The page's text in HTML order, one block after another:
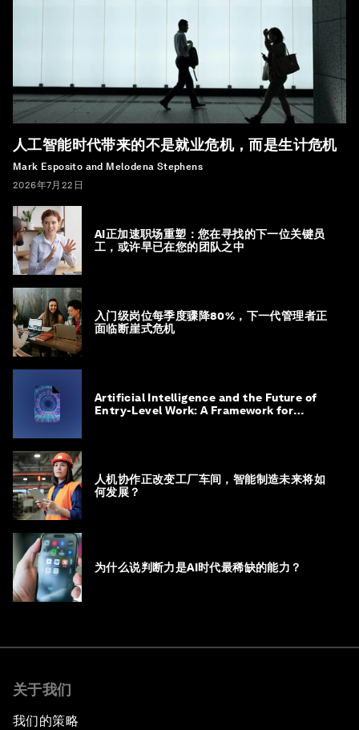
人工智能时代带来的不是就业危机，而是生计危机
Mark Esposito and Melodena Stephens
2026年7月22日
AI正加速职场重塑：您在寻找的下一位关键员
工，或许早已在您的团队之中
入门级岗位每季度骤降80%，下一代管理者正
面临断崖式危机
Artificial Intelligence and the Future of
Entry-Level Work: A Framework for
人机协作正改变工厂车间，智能制造未来将如
何发展？
为什么说判断力是AI时代最稀缺的能力？
关于我们
我们的策略